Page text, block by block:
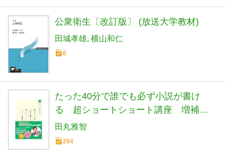
公衆衛生〔改訂版〕 (放送大学教材)
田城孝雄 横山和仁
6
たった40分で誰でも必ず小説が書け
る 超ショートショート講座 増補新
装版
田丸雅智
294